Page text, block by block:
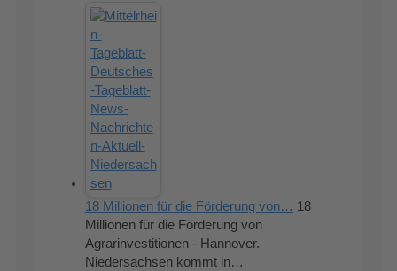
18 Millionen für die Förderung von… 18
Millionen für die Förderung von
Agrarinvestitionen - Hannover.
Niedersachsen kommt in…